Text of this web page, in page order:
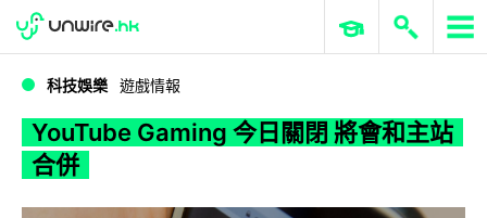
YouTube Gaming 今日關閉 將會和主站合併
WWDC 2026 ERP 與商業 AI
科技娛樂 遊戲情報
YouTube Gaming 今日關閉 將會和主站
合併